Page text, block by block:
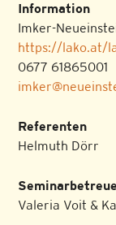
Information
Imker-
https://lako.at/
0677 61865001
Referenten
Helmuth Dörr
Valeria Voit &